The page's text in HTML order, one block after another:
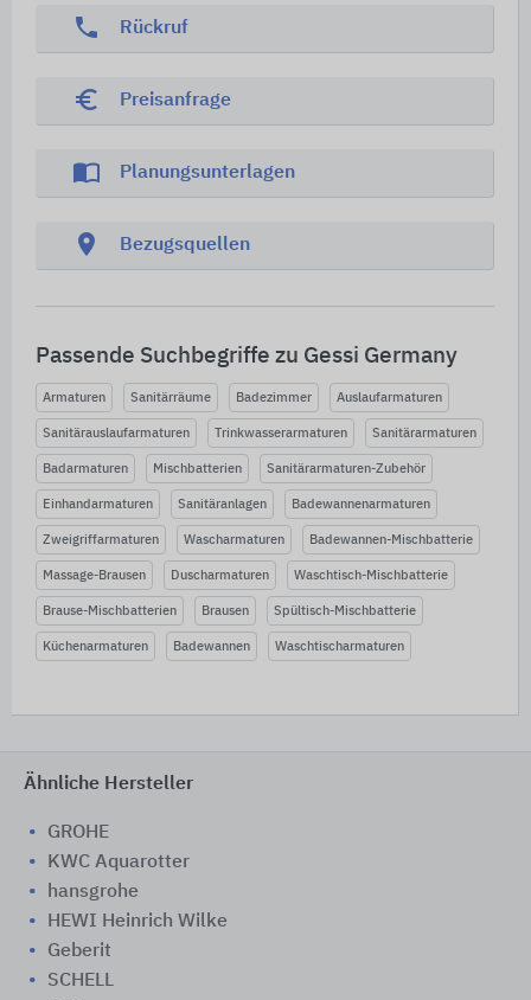
phone Rückruf
euro_symbol Preisanfrage
import_contacts Planungsunterlagen
location_on Bezugsquellen
Passende Suchbegriffe zu Gessi Germany
Armaturen Sanitärräume Badezimmer Auslaufarmaturen
Sanitärauslaufarmaturen Trinkwasserarmaturen Sanitärarmaturen
Badarmaturen Mischbatterien Sanitärarmaturen-Zubehör
Einhandarmaturen Sanitäranlagen Badewannenarmaturen
Zweigriffarmaturen Wascharmaturen Badewannen-Mischbatterie
Massage-Brausen Duscharmaturen Waschtisch-Mischbatterie
Brause-Mischbatterien Brausen Spültisch-Mischbatterie
Küchenarmaturen Badewannen Waschtischarmaturen
Ähnliche Hersteller
GROHE
KWC Aquarotter
hansgrohe
HEWI Heinrich Wilke
Geberit
SCHELL